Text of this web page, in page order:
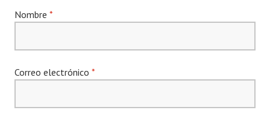
Nombre *
Correo electrónico *